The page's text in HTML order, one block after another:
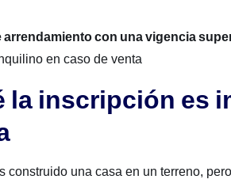
con una vigencia
en caso de venta
la inscripción es
construido una casa en un terreno,